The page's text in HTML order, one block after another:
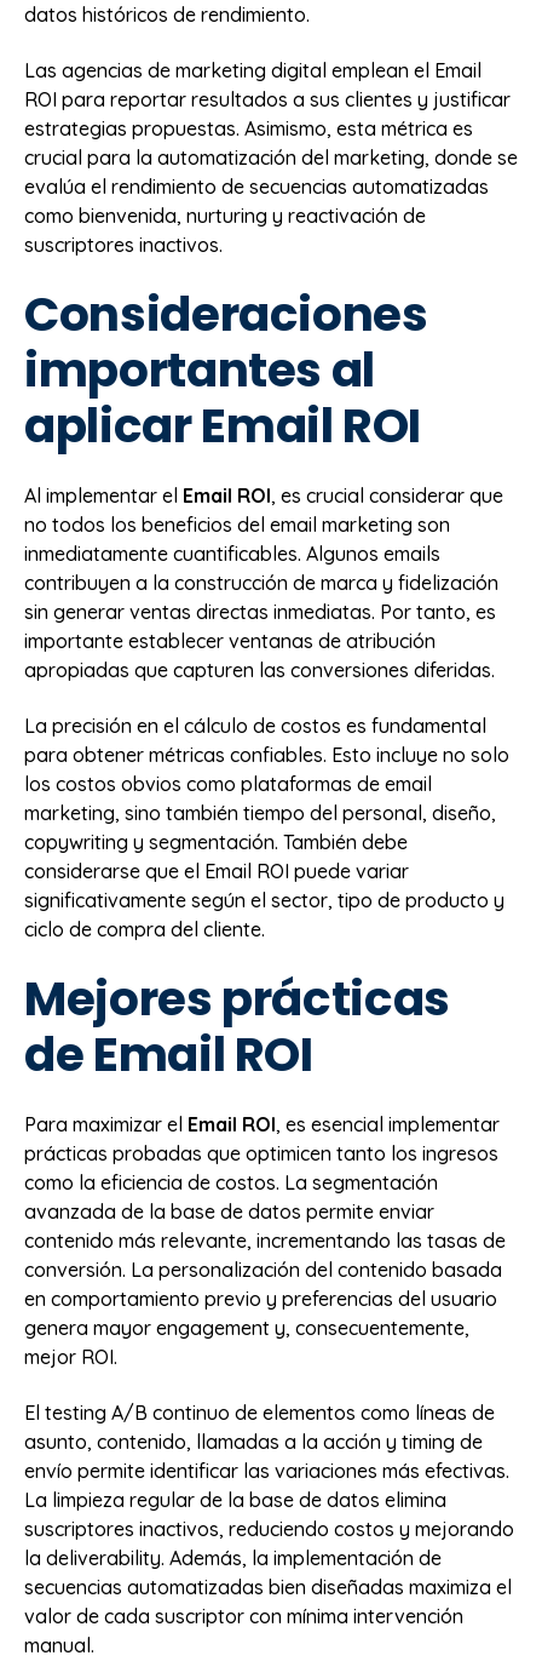
datos históricos de rendimiento.
Las agencias de marketing digital emplean el Email
ROI para reportar resultados a sus clientes y justificar
estrategias propuestas. Asimismo, esta métrica es
crucial para la automatización del marketing, donde se
evalúa el rendimiento de secuencias automatizadas
como bienvenida, nurturing y reactivación de
suscriptores inactivos.
Consideraciones
importantes al
aplicar Email ROI
Al implementar el Email ROI, es crucial considerar que
no todos los beneficios del email marketing son
inmediatamente cuantificables. Algunos emails
contribuyen a la construcción de marca y fidelización
sin generar ventas directas inmediatas. Por tanto, es
importante establecer ventanas de atribución
apropiadas que capturen las conversiones diferidas.
La precisión en el cálculo de costos es fundamental
para obtener métricas confiables. Esto incluye no solo
los costos obvios como plataformas de email
marketing, sino también tiempo del personal, diseño,
copywriting y segmentación. También debe
considerarse que el Email ROI puede variar
significativamente según el sector, tipo de producto y
ciclo de compra del cliente.
Mejores prácticas
de Email ROI
Para maximizar el Email ROI, es esencial implementar
prácticas probadas que optimicen tanto los ingresos
como la eficiencia de costos. La segmentación
avanzada de la base de datos permite enviar
contenido más relevante, incrementando las tasas de
conversión. La personalización del contenido basada
en comportamiento previo y preferencias del usuario
genera mayor engagement y, consecuentemente,
mejor ROI.
El testing A/B continuo de elementos como líneas de
asunto, contenido, llamadas a la acción y timing de
envío permite identificar las variaciones más efectivas.
La limpieza regular de la base de datos elimina
suscriptores inactivos, reduciendo costos y mejorando
la deliverability. Además, la implementación de
secuencias automatizadas bien diseñadas maximiza el
valor de cada suscriptor con mínima intervención
manual.